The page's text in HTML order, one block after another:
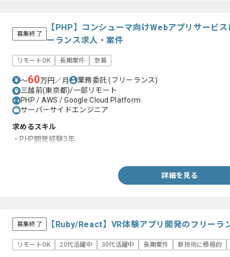
募集終了
【PHP】コンシューマ向けWebアプリサービ
ーランス求人・案件
リモートOK 長期案件 急募
〜60万円／月 業務委託(フリーランス)
三越前(東京都)/一部リモート
PHP / AWS / Google Cloud Platform
サーバーサイドエンジニア
求めるスキル
・PHP開発経験3年
詳細を見る
募集終了 【Ruby/React】VR体験アプリ開発のフリーラ
リモートOK 20代活躍中 30代活躍中 長期案件 新技術に積極的